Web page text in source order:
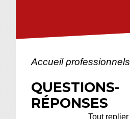
Accueil professionnels
QUESTIONS-
RÉPONSES
Tout replier